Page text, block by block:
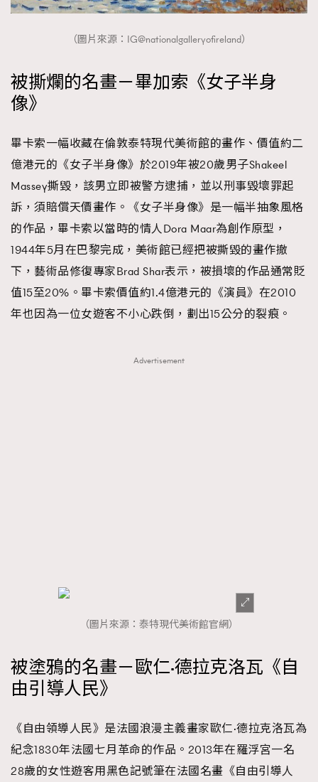
EmpowerF
FashionWeek FigaroAesthetic
（圖片來源：IG@nationalgalleryofireland）
被撕爛的名畫－畢加索《女子半身
像》
畢卡索一幅收藏在倫敦泰特現代美術館的畫作、價值約二
億港元的《女子半身像》於2019年被20歲男子Shakeel
Massey撕毀，該男立即被警方逮捕，並以刑事毀壞罪起
訴，須賠償天價畫作。《女子半身像》是一幅半抽象風格
的作品，畢卡索以當時的情人Dora Maar為創作原型，
1944年5月在巴黎完成，美術館已經把被撕毀的畫作撤
下，藝術品修復專家Brad Shar表示，被損壞的作品通常貶
值15至20%。畢卡索價值約1.4億港元的《演員》在2010
年也因為一位女遊客不小心跌倒，劃出15公分的裂痕。
Advertisement
（圖片來源：泰特現代美術館官網）
被塗鴉的名畫－歐仁·德拉克洛瓦《自
由引導人民》
《自由領導人民》是法國浪漫主義畫家歐仁·德拉克洛瓦為
紀念1830年法國七月革命的作品。2013年在羅浮宮一名
28歲的女性遊客用黑色記號筆在法國名畫《自由引導人